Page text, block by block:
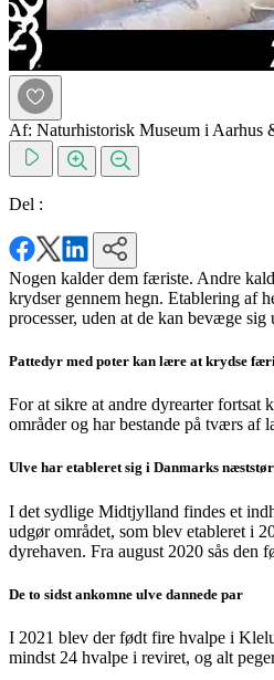
Af: Naturhistorisk Museum i Aarhus
Del :
Nogen kalder dem færiste. Andre
krydser gennem hegn. Etablering af
processer, uden at de kan bevæge
Pattedyr med poter kan lære at krydse
For at sikre at andre dyrearter fortsat
områder og har bestande på tværs af
Ulve har etableret sig i Danmarks
I det sydlige Midtjylland findes et
udgør området, som blev etableret i
dyrehaven. Fra august 2020 sås den
De to sidst ankomne ulve dannede par
I 2021 blev der født fire hvalpe i
mindst 24 hvalpe i reviret, og alt